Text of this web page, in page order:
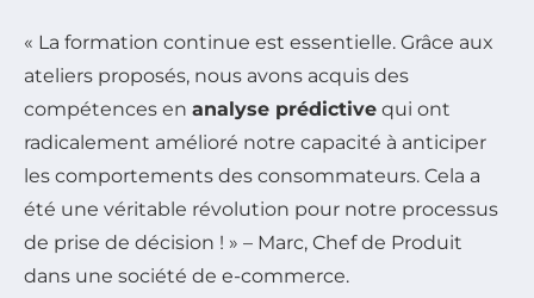
« La formation continue est essentielle. Grâce aux
ateliers proposés, nous avons acquis des
compétences en analyse prédictive qui ont
radicalement amélioré notre capacité à anticiper
les comportements des consommateurs. Cela a
été une véritable révolution pour notre processus
de prise de décision ! » – Marc, Chef de Produit
dans une société de e-commerce.